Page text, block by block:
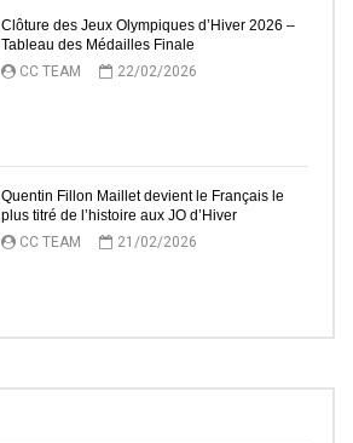
Clôture des Jeux Olympiques d’Hiver 2026 –
Tableau des Médailles Finale
CC TEAM
22/02/2026
Quentin Fillon Maillet devient le Français le
plus titré de l’histoire aux JO d’Hiver
CC TEAM
21/02/2026